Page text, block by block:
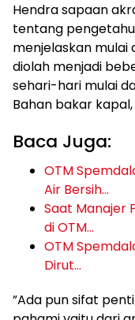
Hendra sapaan
tentang
menjelaskan
diolah menjadi
sehari-hari mulai
Bahan bakar
Baca Juga:
OTM
Air Bersih…
Saat Manajer
di OTM…
OTM
Dirut…
”Ada pun sifat